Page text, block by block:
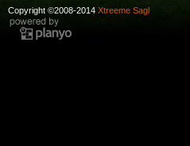
Copyright ©2008-2014 Xtreeme Sagl